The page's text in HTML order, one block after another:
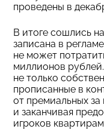
проведены в
В итоге сошлись
записана в
не может
миллионов
не только
прописанные в
от премиальных
и заканчивая
игроков